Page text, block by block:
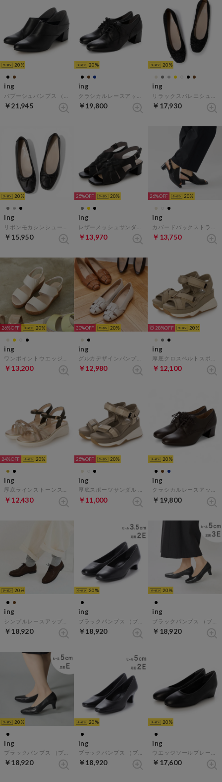
20
ing
￥21,945
20
ing
￥19,800
20
ing
￥17,930
20
ing
￥15,950
25% 20
ing
￥13,970
26% 20
ing
￥13,750
26% 20
ing
￥13,200
30% 20
ing
￥12,980
28% 20
ing
￥12,100
24% 20
ing
￥12,430
25% 20
ing
￥11,000
20
ing
￥19,800
20
ing
￥18,920
20
ing
￥18,920
20
ing
￥18,920
20
ing
￥18,920
20
ing
￥18,920
20
ing
￥17,600